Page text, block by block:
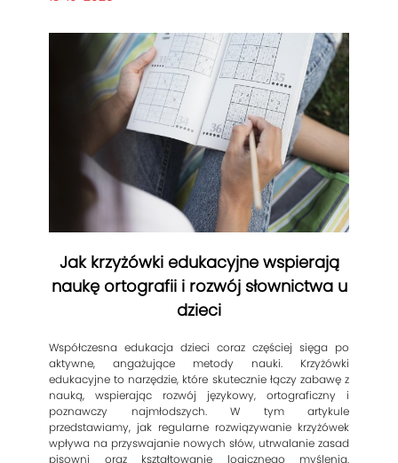
Jak krzyżówki edukacyjne wspierają
naukę ortografii i rozwój słownictwa u
dzieci
Współczesna edukacja dzieci coraz częściej sięga po
aktywne, angażujące metody nauki. Krzyżówki
edukacyjne to narzędzie, które skutecznie łączy zabawę z
nauką, wspierając rozwój językowy, ortograficzny i
poznawczy najmłodszych. W tym artykule
przedstawiamy, jak regularne rozwiązywanie krzyżówek
wpływa na przyswajanie nowych słów, utrwalanie zasad
pisowni oraz kształtowanie logicznego myślenia.